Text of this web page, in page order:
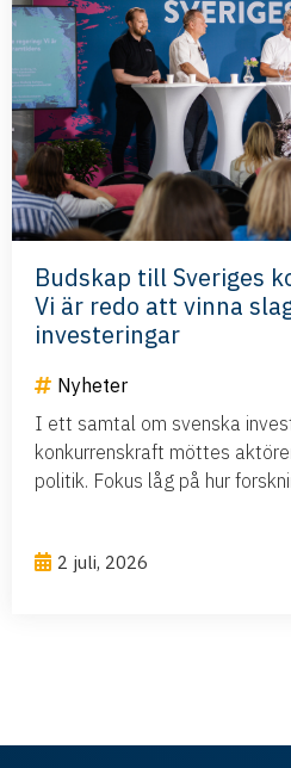
Budskap till Sveriges
Vi är redo att vinna
investeringar
Nyheter
I ett samtal om svenska
konkurrenskraft möttes
politik. Fokus låg på hur
2 juli, 2026